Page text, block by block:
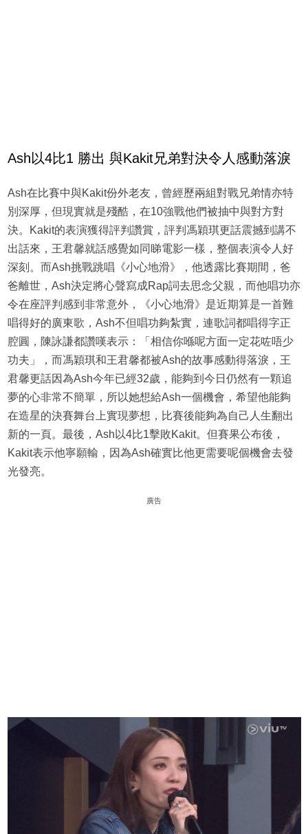
Ash以4比1 勝出 與Kakit兄弟對決令人感動落淚
Ash在比賽中與Kakit份外老友，曾經歷兩組對戰兄弟情亦特
別深厚，但現實就是殘酷，在10強戰他們被抽中與對方對
決。Kakit的表演獲得評判讚賞，評判馮穎琪更話震撼到講不
出話來，王君馨就話感覺如同睇電影一樣，整個表演令人好
深刻。而Ash挑戰跳唱《小心地滑》，他透露比賽期間，爸
爸離世，Ash決定將心聲寫成Rap詞去思念父親，而他唱功亦
令在座評判感到非常意外，《小心地滑》是近期算是一首難
唱得好的廣東歌，Ash不但唱功夠紮實，連歌詞都唱得字正
腔圓，陳詠謙都讚嘆表示：「相信你喺呢方面一定花咗唔少
功夫」，而馮穎琪和王君馨都被Ash的故事感動得落淚，王
君馨更話因為Ash今年已經32歲，能夠到今日仍然有一顆追
夢的心非常不簡單，所以她想給Ash一個機會，希望他能夠
在造星的決賽舞台上實現夢想，比賽後能夠為自己人生翻出
新的一頁。最後，Ash以4比1擊敗Kakit。但賽果公布後，
Kakit表示他寧願輸，因為Ash確實比他更需要呢個機會去發
光發亮。
廣告